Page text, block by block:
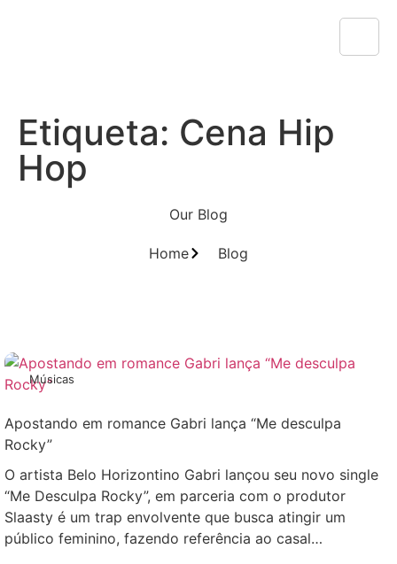
Etiqueta: Cena Hip
Hop
Our Blog
Home Blog
Músicas
Apostando em romance Gabri lança “Me desculpa
Rocky”
O artista Belo Horizontino Gabri lançou seu novo single
“Me Desculpa Rocky”, em parceria com o produtor
Slaasty é um trap envolvente que busca atingir um
público feminino, fazendo referência ao casal…